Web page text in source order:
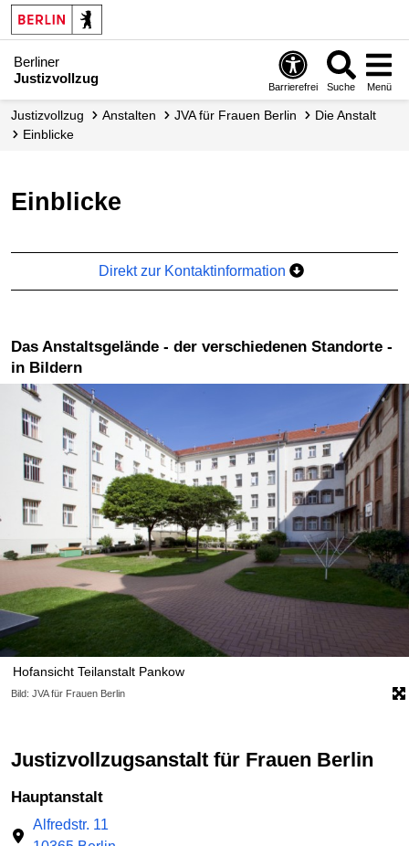
Berliner
Justizvollzug
Barrierefrei Suche Menü
Justizvollzug Anstalten JVA für Frauen Berlin
Die Anstalt
Einblicke
Einblicke
Direkt zur Kontaktinformation
Das Anstaltsgelände - der verschiedenen Standorte -
in Bildern
Hofansicht Teilanstalt Pankow
Bild: JVA für Frauen Berlin
Justizvollzugsanstalt für Frauen Berlin
Hauptanstalt
Alfredstr. 11